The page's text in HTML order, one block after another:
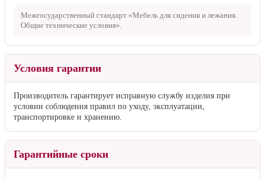
Межгосударственный стандарт «Мебель для сидения и лежания.
Общие технические условия».
Условия гарантии
Производитель гарантирует исправную службу изделия при
условии соблюдения правил по уходу, эксплуатации,
транспортировке и хранению.
Гарантийные сроки